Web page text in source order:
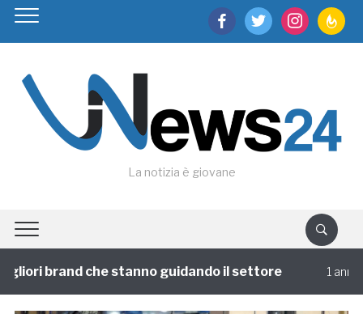
facebooktwitter instagram
La notizia è giovane
brand che stanno guidando il settore 1 annofa